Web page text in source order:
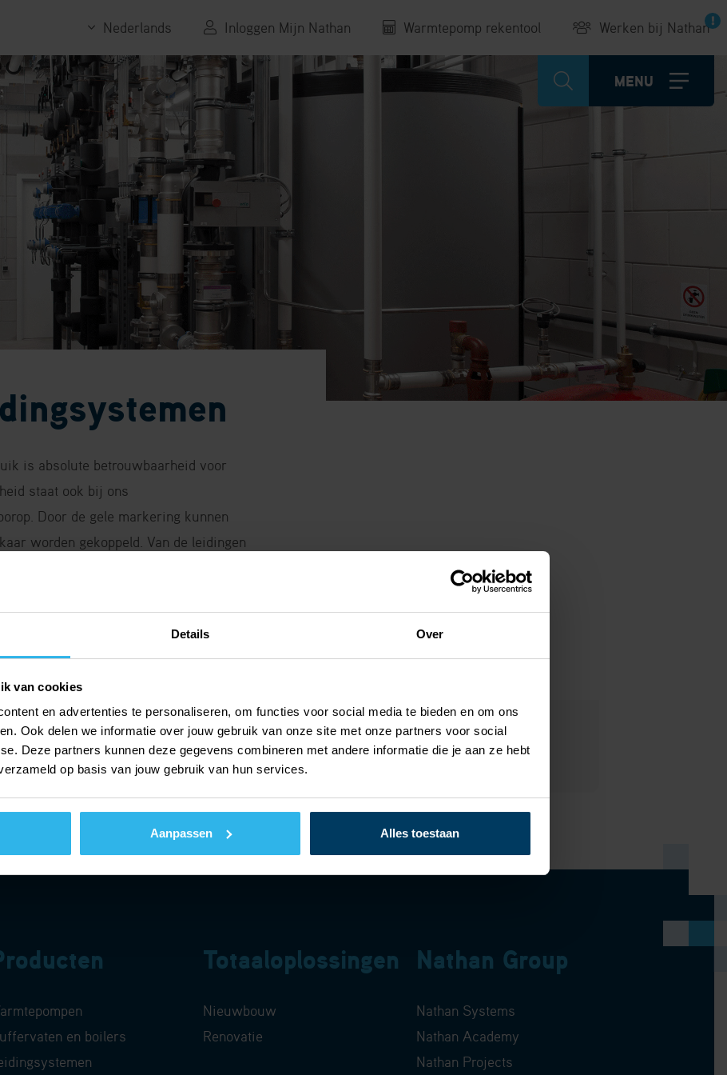
Details Over
van cookies
en advertenties te personaliseren, om functies voor social media te bieden en om ons
Ook delen we informatie over jouw gebruik van onze site met onze partners voor social
Deze partners kunnen deze gegevens combineren met andere informatie die je aan ze hebt
op basis van jouw gebruik van hun services.
Aanpassen Alles toestaan
Werken bij Nathan
Warmtepomp rekentool
Inloggen Mijn Nathan
Nederlands
MENU
is absolute betrouwbaarheid voor
staat ook bij ons
Door de gele markering kunnen
worden gekoppeld. Van de leidingen
Daarnaast ondersteunen we
software, voor nauwkeurige en snelle
betrouwbaar uit één hand!
en boilers
Totaaloplossingen
Nieuwbouw
Renovatie
Nathan Group
Nathan Systems
Nathan Academy
Nathan Projects